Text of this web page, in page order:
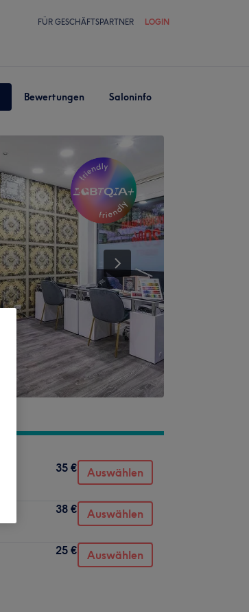
FÜR GESCHÄFTSPARTNER LOGIN
Bewertungen Saloninfo
35 € Auswählen
38 € Auswählen
25 € Auswählen